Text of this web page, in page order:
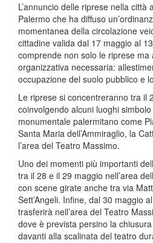
L’annuncio delle riprese nella città
Palermo che ha diffuso
momentanea della circolazione
cittadine valida dal 17 maggio al
comprende non solo le riprese
organizzativa necessaria:
occupazione del suolo pubblico e
Le riprese si concentreranno tra il
coinvolgendo alcuni luoghi
monumentale palermitano come
Santa Maria dell’Ammiraglio, la
l’area del Teatro Massimo.
Uno dei momenti più importanti
tra il 28 e il 29 maggio nell’area
con scene girate anche tra via
Sett’Angeli. Infine, dal 30 maggio
trasferirà nell’area del Teatro
dove è prevista persino la
davanti alla scalinata del teatro